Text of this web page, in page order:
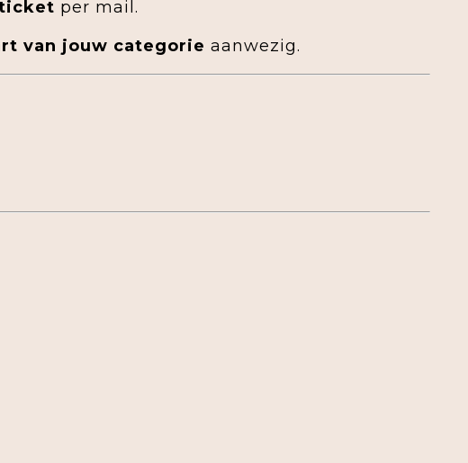
per mail.
van jouw categorie aanwezig.